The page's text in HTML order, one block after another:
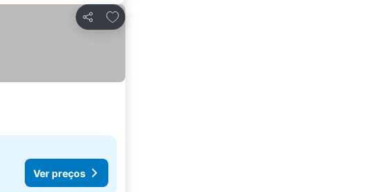
Partilhar
Adicionar aos favoritos
Ver preços